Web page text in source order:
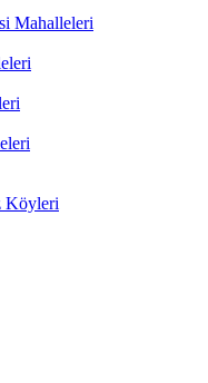
Mahalleleri
Köyleri